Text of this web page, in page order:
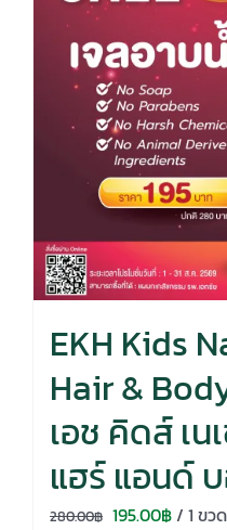
EKH Kids
Hair &
เอช คิดส์ เ
แฮร์ แอนด์
280.00฿ Original
195.00฿Current
/ 1 ขวด